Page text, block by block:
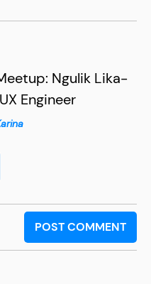
Ngulik Lika-
Engineer
POST COMMENT